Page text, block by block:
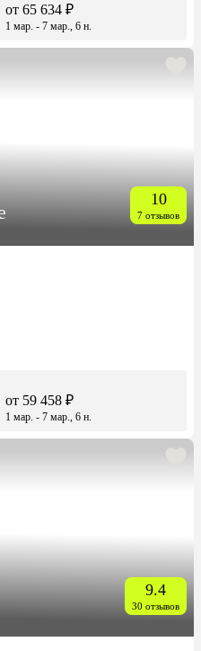
от 65 634 ₽
1 мар. - 7 мар., 6 н.
10
7 отзывов
от 59 458 ₽
1 мар. - 7 мар., 6 н.
9.4
30 отзывов